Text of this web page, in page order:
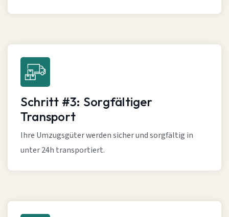
Schritt #3: Sorgfältiger
Transport
Ihre Umzugsgüter werden sicher und sorgfältig in
unter 24h transportiert.